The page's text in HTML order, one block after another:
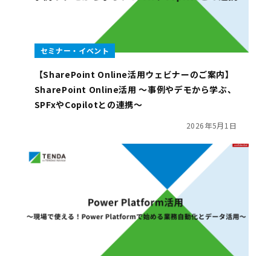
セミナー・イベント
【SharePoint Online活用ウェビナーのご案内】
SharePoint Online活用 ～事例やデモから学ぶ、
SPFxやCopilotとの連携～
2026年5月1日